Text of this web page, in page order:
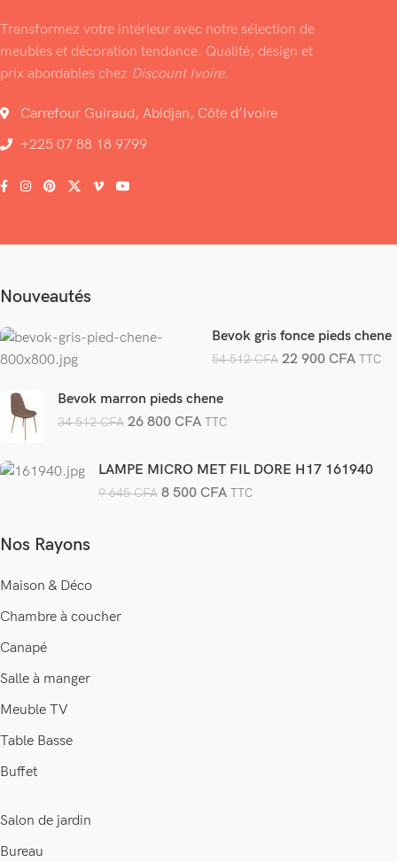
Transformez votre intérieur avec notre sélection de
meubles et décoration tendance. Qualité, design et
prix abordables chez Discount Ivoire.
Carrefour Guiraud, Abidjan, Côte d’Ivoire
+225 07 88 18 9799
Nouveautés
Bevok gris fonce pieds chene
54 512CFA 22 900 CFA TTC
Bevok marron pieds chene
34 512CFA 26 800CFA TTC
LAMPE MICRO MET FIL DORE H17 161940
9 645CFA 8 500CFA TTC
Nos Rayons
Maison & Déco
Chambre à coucher
Canapé
Salle à manger
Meuble TV
Table Basse
Buffet
Salon de jardin
Bureau